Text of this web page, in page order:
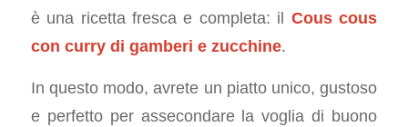
è una ricetta fresca e completa: il Cous cous
con curry di gamberi e zucchine.
In questo modo, avrete un piatto unico, gustoso
e perfetto per assecondare la voglia di buono